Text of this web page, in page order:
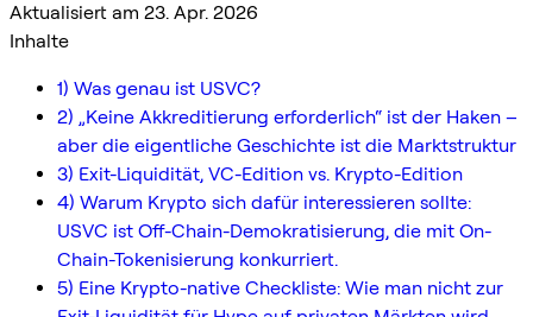
Aktualisiert am 23. Apr. 2026
Inhalte
1) Was genau ist USVC?
2) „Keine Akkreditierung erforderlich“ ist der Haken –
aber die eigentliche Geschichte ist die Marktstruktur
3) Exit-Liquidität, VC-Edition vs. Krypto-Edition
4) Warum Krypto sich dafür interessieren sollte:
USVC ist Off-Chain-Demokratisierung, die mit On-
Chain-Tokenisierung konkurriert.
5) Eine Krypto-native Checkliste: Wie man nicht zur